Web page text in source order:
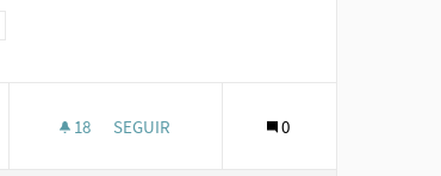
REDUÏDA.
la categoria: Transport públic
18 18 SEGUIDORES
SEGUIR 0